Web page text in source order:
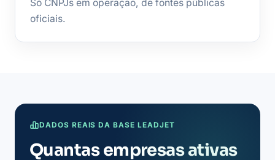
Só CNPJs em operação, de fontes públicas
oficiais.
DADOS REAIS DA BASE LEADJET
Quantas empresas ativas